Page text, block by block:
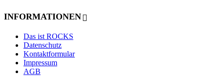
INFORMATIONEN
Das ist ROCKS
Datenschutz
Kontaktformular
Impressum
AGB